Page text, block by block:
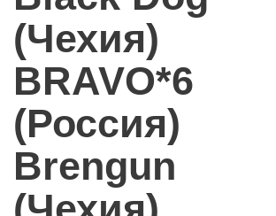
(Чехия)
BRAVO*6
(Россия)
Brengun